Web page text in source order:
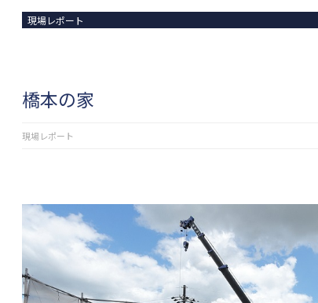
現場レポート
橋本の家
現場レポート